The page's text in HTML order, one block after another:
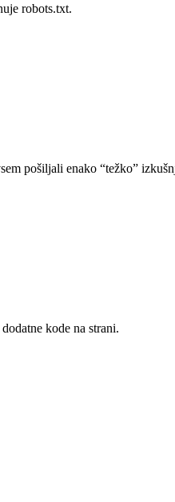
robots.txt.
pošiljali enako “težko”
kode na strani.